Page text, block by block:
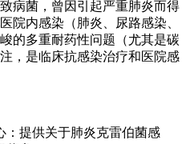
病菌，曾因引起严重肺炎而得
院内感染（肺炎、尿路感染、
的多重耐药性问题（尤其是碳
，是临床抗感染治疗和医院感
：提供关于肺炎克雷伯菌感